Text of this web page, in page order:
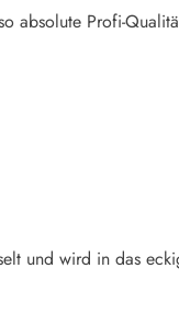
absolute Profi-
und wird in das